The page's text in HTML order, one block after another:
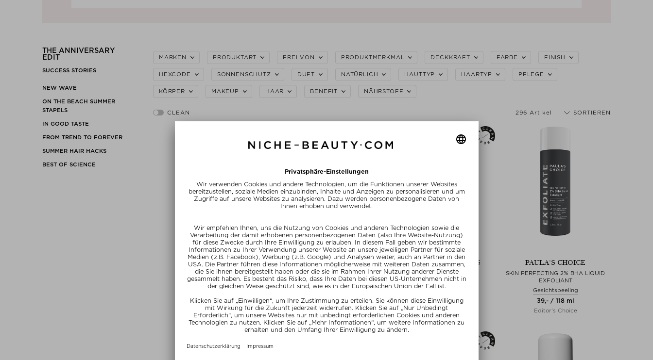
THE ANNIVERSARY
EDIT
SUCCESS STORIES
NEW WAVE
ON THE BEACH SUMMER
STAPELS
IN GOOD TASTE
FROM TREND TO FOREVER
SUMMER HAIR HACKS
BEST OF SCIENCE
MARKEN PRODUKTART FREI VON PRODUKTMERKMAL DECKKRAFT FARBE FINISH
HEXCODE SONNENSCHUTZ DUFT NATÜRLICH HAUTTYP HAARTYP PFLEGE
KÖRPER MAKEUP HAAR BENEFIT NÄHRSTOFF
296 Artikel SORTIEREN
+ weitere Größen
PHLUR
MISSING PERSON
Eau de Parfum Damen
Exclusive
+ weitere Größen
SWEED
EYELASH GROWTH SERUM
Wimpernserum
DR. KATHARINA BROOS
WHITENING WONDER
Zahnpasta
Exclusive
PAULA'S CHOICE
SKIN PERFECTING 2% BHA LIQUID
EXFOLIANT
Gesichtspeeling
39,- / 118 ml
Editor's Choice